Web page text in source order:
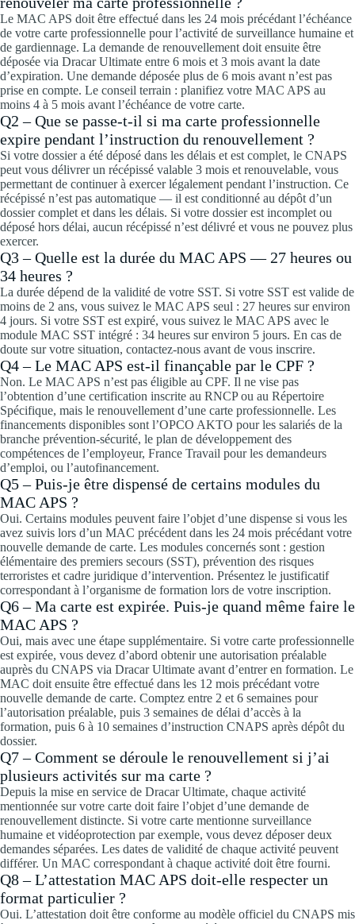
Le MAC APS doit être effectué dans les 24 mois précédant l’échéance
de votre carte professionnelle pour l’activité de surveillance humaine et
de gardiennage. La demande de renouvellement doit ensuite être
déposée via Dracar Ultimate entre 6 mois et 3 mois avant la date
d’expiration. Une demande déposée plus de 6 mois avant n’est pas
prise en compte. Le conseil terrain : planifiez votre MAC APS au
moins 4 à 5 mois avant l’échéance de votre carte.
Q2 – Que se passe-t-il si ma carte professionnelle
expire pendant l’instruction du renouvellement ?
Si votre dossier a été déposé dans les délais et est complet, le CNAPS
peut vous délivrer un récépissé valable 3 mois et renouvelable, vous
permettant de continuer à exercer légalement pendant l’instruction. Ce
récépissé n’est pas automatique — il est conditionné au dépôt d’un
dossier complet et dans les délais. Si votre dossier est incomplet ou
déposé hors délai, aucun récépissé n’est délivré et vous ne pouvez plus
exercer.
Q3 – Quelle est la durée du MAC APS — 27 heures ou
34 heures ?
La durée dépend de la validité de votre SST. Si votre SST est valide de
moins de 2 ans, vous suivez le MAC APS seul : 27 heures sur environ
4 jours. Si votre SST est expiré, vous suivez le MAC APS avec le
module MAC SST intégré : 34 heures sur environ 5 jours. En cas de
doute sur votre situation, contactez-nous avant de vous inscrire.
Q4 – Le MAC APS est-il finançable par le CPF ?
Non. Le MAC APS n’est pas éligible au CPF. Il ne vise pas
l’obtention d’une certification inscrite au RNCP ou au Répertoire
Spécifique, mais le renouvellement d’une carte professionnelle. Les
financements disponibles sont l’OPCO AKTO pour les salariés de la
branche prévention-sécurité, le plan de développement des
compétences de l’employeur, France Travail pour les demandeurs
d’emploi, ou l’autofinancement.
Q5 – Puis-je être dispensé de certains modules du
MAC APS ?
Oui. Certains modules peuvent faire l’objet d’une dispense si vous les
avez suivis lors d’un MAC précédent dans les 24 mois précédant votre
nouvelle demande de carte. Les modules concernés sont : gestion
élémentaire des premiers secours (SST), prévention des risques
terroristes et cadre juridique d’intervention. Présentez le justificatif
correspondant à l’organisme de formation lors de votre inscription.
Q6 – Ma carte est expirée. Puis-je quand même faire le
MAC APS ?
Oui, mais avec une étape supplémentaire. Si votre carte professionnelle
est expirée, vous devez d’abord obtenir une autorisation préalable
auprès du CNAPS via Dracar Ultimate avant d’entrer en formation. Le
MAC doit ensuite être effectué dans les 12 mois précédant votre
nouvelle demande de carte. Comptez entre 2 et 6 semaines pour
l’autorisation préalable, puis 3 semaines de délai d’accès à la
formation, puis 6 à 10 semaines d’instruction CNAPS après dépôt du
dossier.
Q7 – Comment se déroule le renouvellement si j’ai
plusieurs activités sur ma carte ?
Depuis la mise en service de Dracar Ultimate, chaque activité
mentionnée sur votre carte doit faire l’objet d’une demande de
renouvellement distincte. Si votre carte mentionne surveillance
humaine et vidéoprotection par exemple, vous devez déposer deux
demandes séparées. Les dates de validité de chaque activité peuvent
différer. Un MAC correspondant à chaque activité doit être fourni.
Q8 – L’attestation MAC APS doit-elle respecter un
format particulier ?
Oui. L’attestation doit être conforme au modèle officiel du CNAPS mis